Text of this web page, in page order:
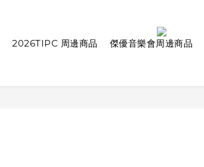
2026TIPC 周邊商品 傑優音樂會周邊商品